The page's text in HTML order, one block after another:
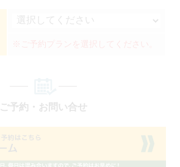
※ご予約プランを選択してください。
ご予約・お問い合せ